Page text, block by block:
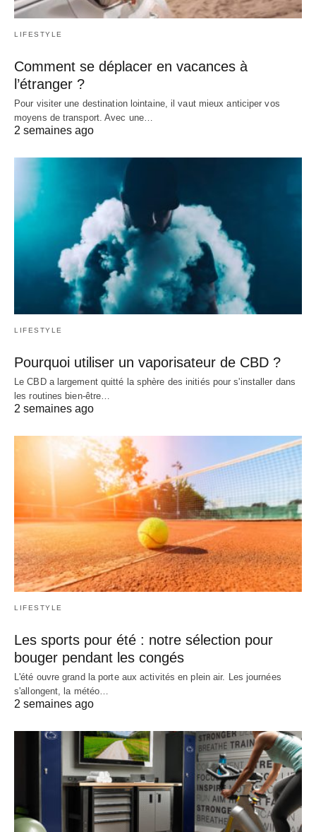
LIFESTYLE
Comment se déplacer en vacances à
l’étranger ?
Pour visiter une destination lointaine, il vaut mieux anticiper vos
moyens de transport. Avec une…
2 semaines ago
LIFESTYLE
Pourquoi utiliser un vaporisateur de CBD ?
Le CBD a largement quitté la sphère des initiés pour s'installer dans
les routines bien-être…
2 semaines ago
LIFESTYLE
Les sports pour été : notre sélection pour
bouger pendant les congés
L'été ouvre grand la porte aux activités en plein air. Les journées
s'allongent, la météo…
2 semaines ago